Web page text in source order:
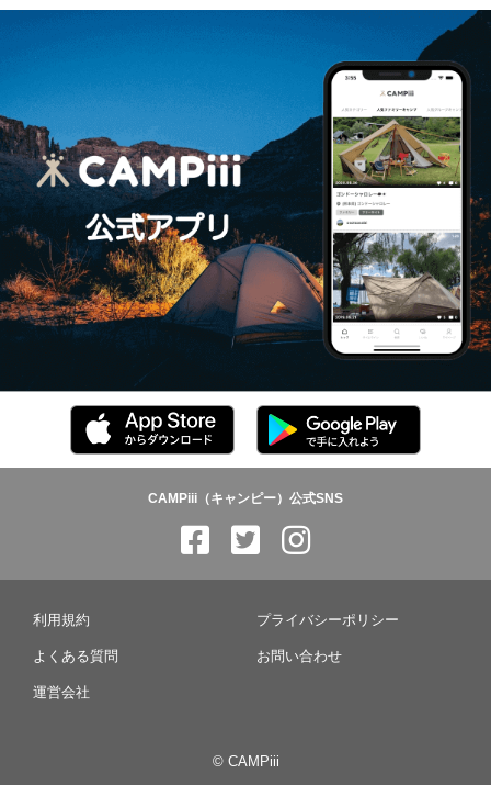
CAMPiii（キャンピー）公式SNS
利用規約 プライバシーポリシー
よくある質問 お問い合わせ
運営会社
© CAMPiii